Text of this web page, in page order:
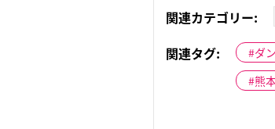
関連カテゴリー:
関連タグ: ダ
熊